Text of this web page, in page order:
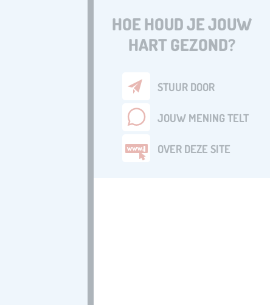
HOE HOUD JE JOUW
HART GEZOND?
STUUR DOOR
JOUW MENING TELT
OVER DEZE SITE